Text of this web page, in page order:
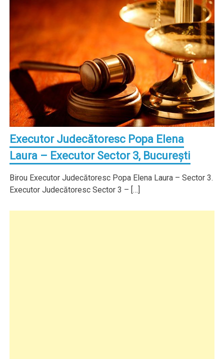
Executor Judecătoresc Popa Elena
Laura – Executor Sector 3, Bucureşti
Birou Executor Judecătoresc Popa Elena Laura – Sector 3.
Executor Judecătoresc Sector 3 – […]